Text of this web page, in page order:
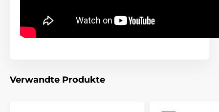
Breite 7,5 cm; Höhe 3,5 cm; Tiefe 4 cm und
das Gewicht beträgt 54 Gramm. Die
Abmessungen desSenderssind: Höhe 11 cm; Breite 5
Verwandte Produkte